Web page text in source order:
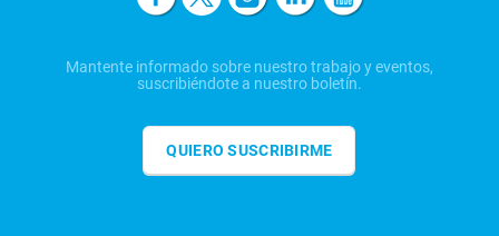
Mantente informado sobre nuestro trabajo y eventos,
suscribiéndote a nuestro boletín.
QUIERO SUSCRIBIRME